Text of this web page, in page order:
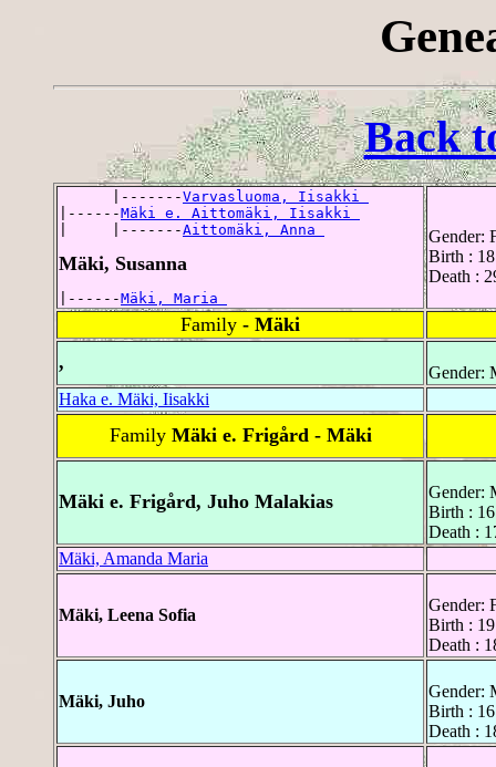
Back
      |-------
Varvasluoma, Iisakki
|------Mäki e. Aittomäki, Iisakki
|     |-------Aittomäki, Anna
Mäki, Susanna
|------Mäki, Maria
Gender:
Birth :
Death :
Family - Mäki
,
Gender:
Haka e. Mäki, Iisakki
Family Mäki e. Frigård - Mäki
Mäki e. Frigård, Juho Malakias
Gender:
Birth :
Death :
Mäki, Amanda Maria
Mäki, Leena Sofia
Gender:
Birth :
Death :
Mäki, Juho
Gender:
Birth :
Death :